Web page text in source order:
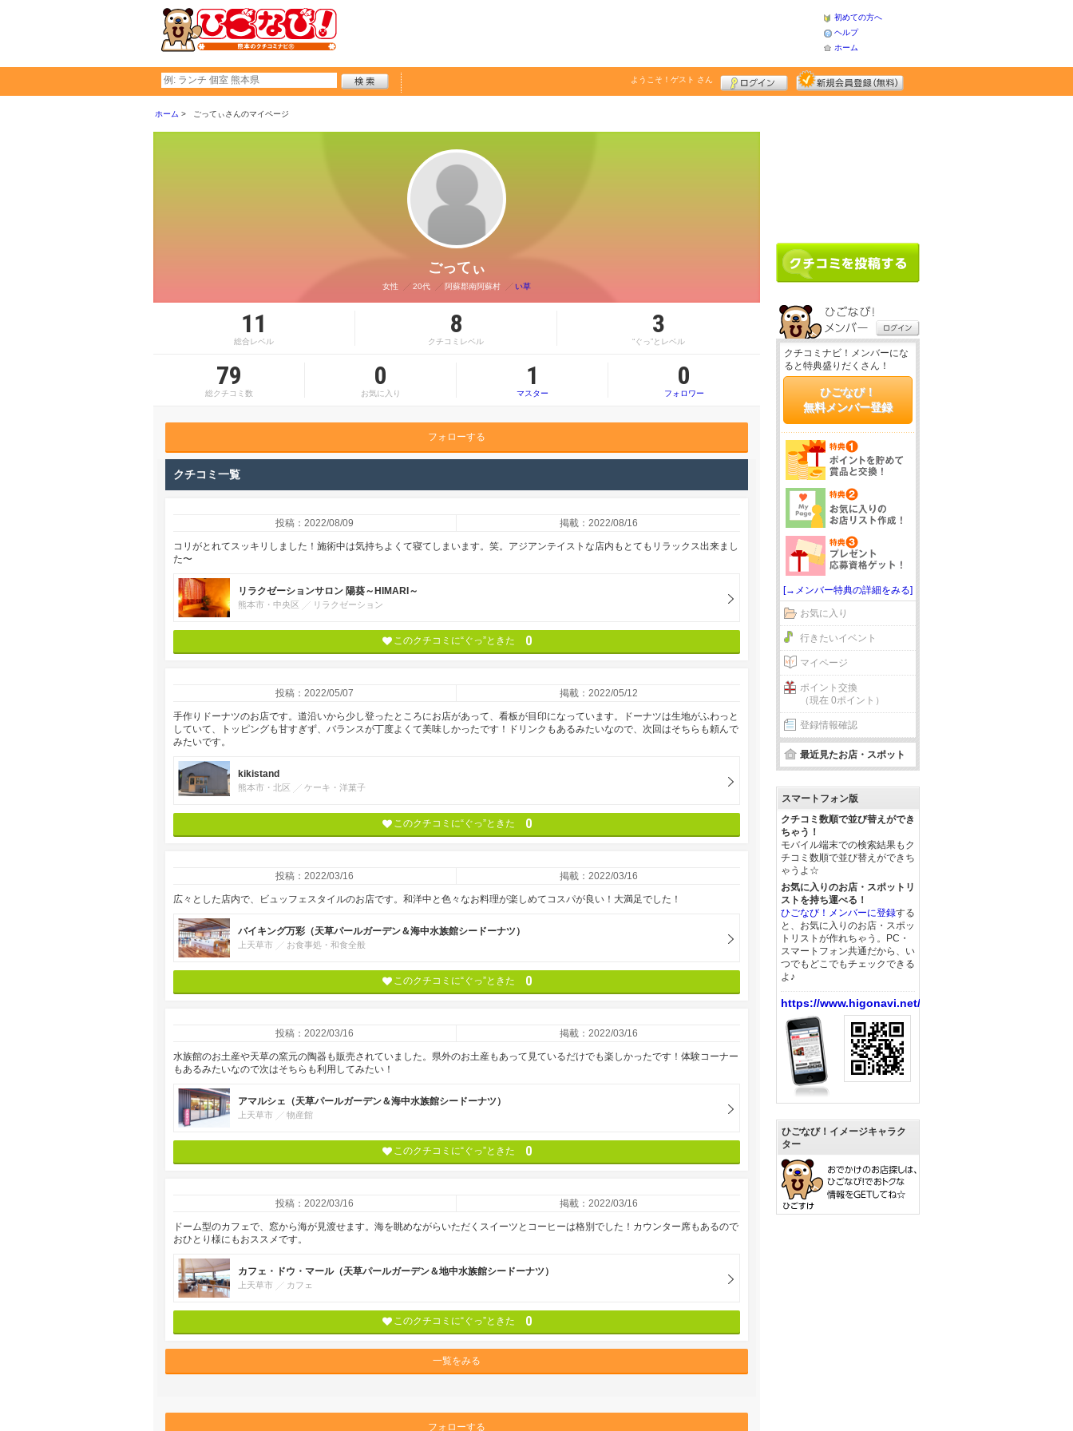
初めての方へ
ヘルプ
ホーム
ようこそ！ ゲスト さん
ホーム ごってぃさんのマイページ
ごってぃ
女性 20代 阿蘇郡南阿蘇村 い草
11
総合レベル
8
クチコミレベル
3
“ぐっ”とレベル
79
総クチコミ数
0
お気に入り
1
マスター
0
フォロワー
フォローする
クチコミ一覧
投稿：2022/08/09 掲載：2022/08/16
コリがとれてスッキリしました！施術中は気持ちよくて寝てしまいます。笑。アジアンテイストな店内もとてもリラックス出来まし
た〜
リラクゼーションサロン 陽葵～HIMARI～
熊本市・中央区 リラクゼーション
このクチコミに“ぐっ”ときた 0
投稿：2022/05/07 掲載：2022/05/12
手作りドーナツのお店です。道沿いから少し登ったところにお店があって、看板が目印になっています。ドーナツは生地がふわっと
していて、トッピングも甘すぎず、バランスが丁度よくて美味しかったです！ドリンクもあるみたいなので、次回はそちらも頼んで
みたいです。
kikistand
熊本市・北区 ケーキ・洋菓子
このクチコミに“ぐっ”ときた 0
投稿：2022/03/16 掲載：2022/03/16
広々とした店内で、ビュッフェスタイルのお店です。和洋中と色々なお料理が楽しめてコスパが良い！大満足でした！
バイキング万彩（天草パールガーデン＆海中水族館シードーナツ）
上天草市 お食事処・和食全般
このクチコミに“ぐっ”ときた 0
投稿：2022/03/16 掲載：2022/03/16
水族館のお土産や天草の窯元の陶器も販売されていました。県外のお土産もあって見ているだけでも楽しかったです！体験コーナー
もあるみたいなので次はそちらも利用してみたい！
アマルシェ（天草パールガーデン＆海中水族館シードーナツ）
上天草市 物産館
このクチコミに“ぐっ”ときた 0
投稿：2022/03/16 掲載：2022/03/16
ドーム型のカフェで、窓から海が見渡せます。海を眺めながらいただくスイーツとコーヒーは格別でした！カウンター席もあるので
おひとり様にもおススメです。
カフェ・ドウ・マール（天草パールガーデン＆地中水族館シードーナツ）
上天草市 カフェ
このクチコミに“ぐっ”ときた 0
一覧をみる
フォローする
クチコミナビ！メンバーにな
ると特典盛りだくさん！
ひごなび！
無料メンバー登録
[→メンバー特典の詳細をみる]
お気に入り
行きたいイベント
マイページ
ポイント交換
（現在 0ポイント）
登録情報確認
最近見たお店・スポット
スマートフォン版
クチコミ数順で並び替えができ
ちゃう！
モバイル端末での検索結果もク
チコミ数順で並び替えができち
ゃうよ☆
お気に入りのお店・スポットリ
ストを持ち運べる！
ひごなび！メンバーに登録する
と、お気に入りのお店・スポッ
トリストが作れちゃう。PC・
スマートフォン共通だから、い
つでもどこでもチェックできる
よ♪
https://www.higonavi.net/
ひごなび！イメージキャラク
ター